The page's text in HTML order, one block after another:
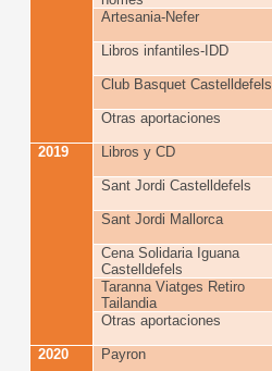
Artesania-Nefer
Libros infantiles-IDD
Club Basquet Castelldefels
Otras aportaciones
2019
Libros y CD
Sant Jordi Castelldefels
Sant Jordi Mallorca
Cena Solidaria Iguana
Castelldefels
Taranna Viatges Retiro
Tailandia
Otras aportaciones
2020
Payron